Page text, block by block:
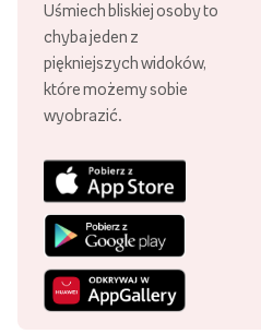
Uśmiech bliskiej osoby to
chyba jeden z
piękniejszych widoków,
które możemy sobie
wyobrazić.